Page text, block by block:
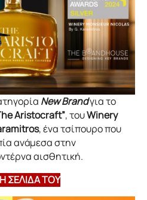
New Brandγια το
Aristocraft”, τουWinery
, ένα τσίπουρο που
ανάμεσα στην
αισθητική.
ΣΕΛΙΔΑ ΤΟΥ